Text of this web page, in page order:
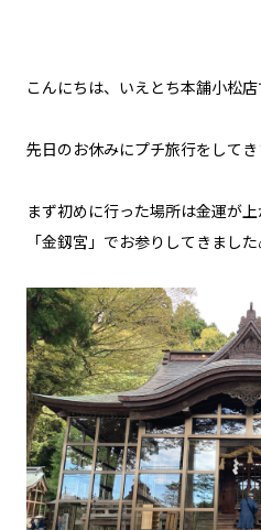
こんにちは、いえとち本舗小松
先日のお休みにプチ旅行をして
まず初めに行った場所は金運が
「金釼宮」でお参りしてきました